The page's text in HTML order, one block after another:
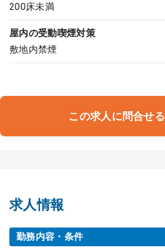
DtoDとは
200床未満
屋内の受動喫煙対策
敷地内禁煙
この求人に問合せる
求人情報
勤務内容・条件